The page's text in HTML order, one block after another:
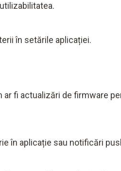
în setările aplicației.
fi actualizări de firmware
în aplicație sau notificări